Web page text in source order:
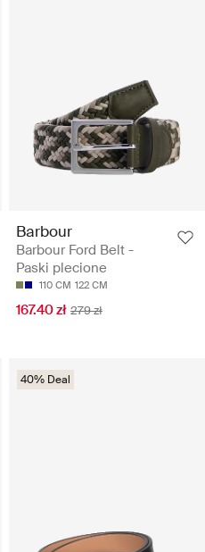
Barbour
Barbour Ford Belt -
Paski plecione
110 CM 122 CM
167.40 zł 279 zł
40% Deal